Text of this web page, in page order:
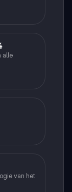
alle
van het